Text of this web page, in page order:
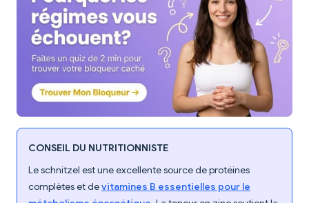
CONSEIL DU NUTRITIONNISTE
Le schnitzel est une excellente source de protéines
complètes et devitamines B essentielles pour le